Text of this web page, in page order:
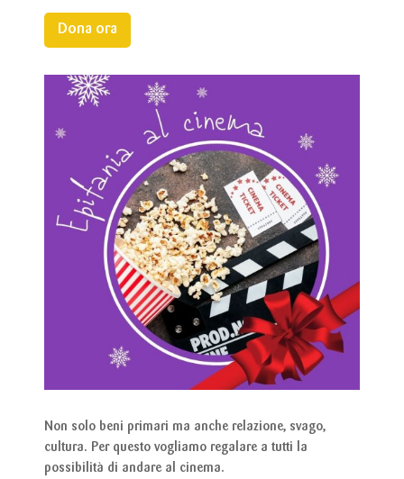
Dona ora
Non solo beni primari ma anche relazione, svago,
cultura. Per questo vogliamo regalare a tutti la
possibilità di andare al cinema.